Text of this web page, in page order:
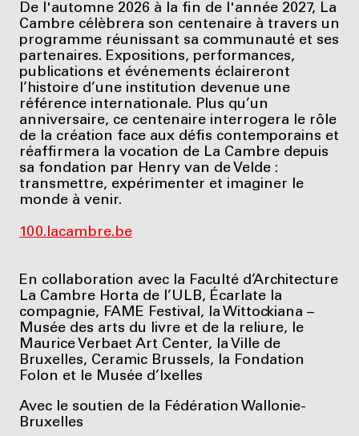
De l'automne 2026 à la fin de l'année 2027, La
Cambre célèbrera son centenaire à travers un
programme réunissant sa communauté et ses
partenaires. Expositions, performances,
publications et événements éclaireront
l’histoire d’une institution devenue une
référence internationale. Plus qu’un
anniversaire, ce centenaire interrogera le rôle
de la création face aux défis contemporains et
réaffirmera la vocation de La Cambre depuis
sa fondation par Henry van de Velde :
transmettre, expérimenter et imaginer le
monde à venir.
100.lacambre.be
En collaboration avec la Faculté d’Architecture
La Cambre Horta de l’ULB, Écarlate la
compagnie, FAME Festival, la Wittockiana –
Musée des arts du livre et de la reliure, le
Maurice Verbaet Art Center, la Ville de
Bruxelles, Ceramic Brussels, la Fondation
Folon et le Musée d’Ixelles
Avec le soutien de la Fédération Wallonie-
Bruxelles